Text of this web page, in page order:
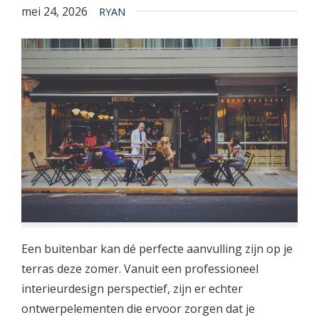
mei 24, 2026 RYAN
Een buitenbar kan dé perfecte aanvulling zijn op je
terras deze zomer. Vanuit een professioneel
interieurdesign perspectief, zijn er echter
ontwerpelementen die ervoor zorgen dat je